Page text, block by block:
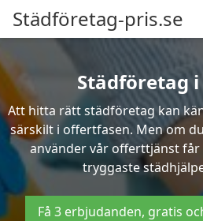
Städföretag-pris.se
Städföretag
Att hitta rätt städföretag kan
särskilt i offertfasen. Men om
använder vår offerttjänst får
tryggaste
Få 3 erbjudanden, gratis